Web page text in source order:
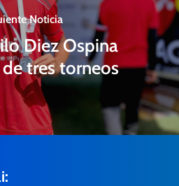
Noticia
Diez Ospina
tres torneos